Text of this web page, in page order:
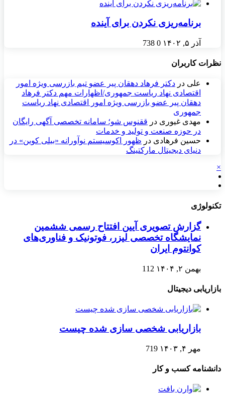
برنامه‌ریزی نکردن برای آینده
آذر ۵, ۱۴۰۲ 0
738
نظرات کاربران
علی در دکتر فرهاد دهقان پیر عضو تيم بازرسی ويژه امور
اقتصادی نهاد رياست جمهوری/اظهارات مهم دکتر فرهاد
دهقان پیر عضو بازرسی ویژه امور اقتصادی نهاد ریاست
جمهوری
مهدی غیوری در ققنوس شو؛ سامانه تخصصی آگهی رایگان
در حوزه صنعت و تولید و خدمات
حسین فرهادی در ظهور اکوسیستم نوآورانه «بیلی کوین» در
دنیای دیجیتال مارکتینگ
×
تکنولوژی
گزارش تصویری آیین افتتاح رسمی ششمین
نمایشگاه تخصصی لیزر، فوتونیک و فناوری‌های
کوانتوم ایران
بهمن ۲, ۱۴۰۴ 112
بازاریابی دیجیتال
بازاریابی شخصی سازی شده چیست
مهر ۴, ۱۴۰۳ 719
دانشنامه کسب و کار